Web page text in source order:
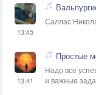
13:45
Саллас
13:41
Простые
Надо всё
и важные